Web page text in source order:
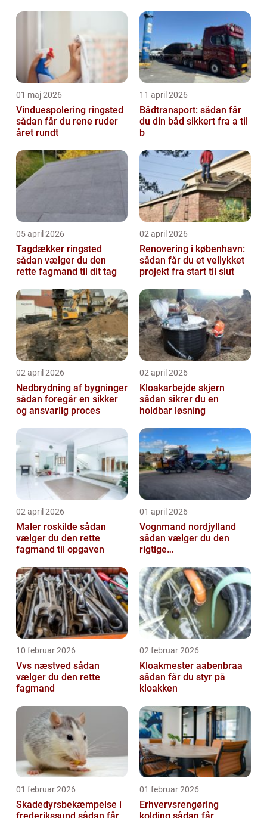
01 maj 2026
Vinduespolering ringsted
sådan får du rene ruder
året rundt
11 april 2026
Bådtransport: sådan får
du din båd sikkert fra a til
b
05 april 2026
Tagdækker ringsted
sådan vælger du den
rette fagmand til dit tag
02 april 2026
Renovering i københavn:
sådan får du et vellykket
projekt fra start til slut
02 april 2026
Nedbrydning af bygninger
sådan foregår en sikker
og ansvarlig proces
02 april 2026
Kloakarbejde skjern
sådan sikrer du en
holdbar løsning
02 april 2026
Maler roskilde sådan
vælger du den rette
fagmand til opgaven
01 april 2026
Vognmand nordjylland
sådan vælger du den
rigtige
10 februar 2026
Vvs næstved sådan
vælger du den rette
fagmand
02 februar 2026
Kloakmester aabenbraa
sådan får du styr på
kloakken
01 februar 2026
Skadedyrsbekæmpelse i
01 februar 2026
Erhvervsrengøring